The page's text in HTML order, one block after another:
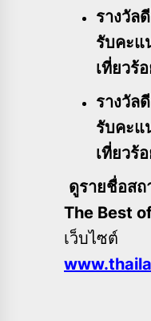
รางวัล
รับคะแ
เที่ยวร้
รางวัล
รับคะแ
เที่ยวร้
ดูรายชื่อสถ
The Best
เว็บไซต์